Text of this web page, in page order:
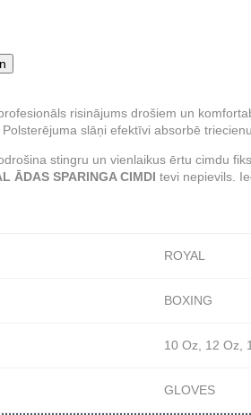
risinājums drošiem un
slāņi efektīvi absorbē
stingru un vienlaikus ērtu cimdu
ĀDAS SPARINGA CIMDI tevi nepievils.
ROYAL
BOXING
10 Oz, 12 Oz,
GLOVES